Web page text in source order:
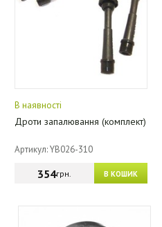
В наявності
Дроти запалювання (комплект)
Артикул: YB026-310
В КОШИК
354грн.